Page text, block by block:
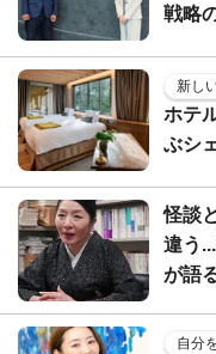
戦略
新し
ホテ
ぶシ
怪談
違う
が語
自分